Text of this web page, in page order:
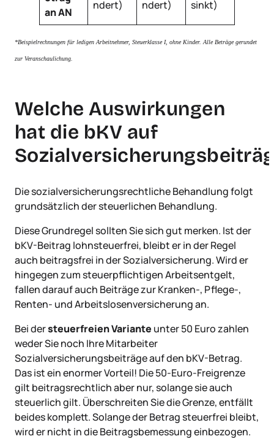
an AN
ndert) ndert) sinkt)
*Beispielrechnungen für ledigen Arbeitnehmer, Steuerklasse I, ohne Kinder. Alle Beträge gerundet
zur Veranschaulichung.
Welche Auswirkungen
hat die bKV auf
Die sozialversicherungsrechtliche Behandlung folgt
grundsätzlich der steuerlichen Behandlung.
Diese Grundregel sollten Sie sich gut merken. Ist der
bKV-Beitrag lohnsteuerfrei, bleibt er in der Regel
auch beitragsfrei in der Sozialversicherung. Wird er
hingegen zum steuerpflichtigen Arbeitsentgelt,
fallen darauf auch Beiträge zur Kranken-, Pflege-,
Renten- und Arbeitslosenversicherung an.
Bei dersteuerfreien Variante unter 50 Euro zahlen
weder Sie noch Ihre Mitarbeiter
Sozialversicherungsbeiträge auf den bKV-Betrag.
Das ist ein enormer Vorteil! Die 50-Euro-Freigrenze
gilt beitragsrechtlich aber nur, solange sie auch
steuerlich gilt. Überschreiten Sie die Grenze, entfällt
beides komplett. Solange der Betrag steuerfrei bleibt,
wird er nicht in die Beitragsbemessung einbezogen.